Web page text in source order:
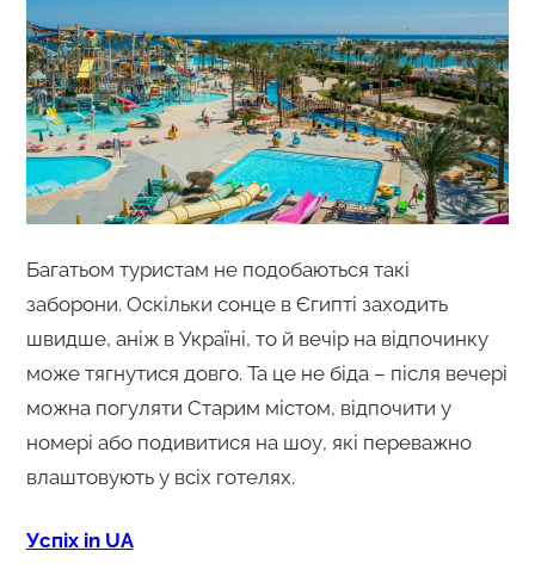
Багатьом туристам не подобаються такі
заборони. Оскільки сонце в Єгипті заходить
швидше, аніж в Україні, то й вечір на відпочинку
може тягнутися довго. Та це не біда – після вечері
можна погуляти Старим містом, відпочити у
номері або подивитися на шоу, які переважно
влаштовують у всіх готелях.
Успіх in UA